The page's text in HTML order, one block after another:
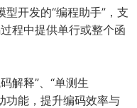
开发的“编程助手”，支
程中提供单行或整个函
解释”、“单测生
功能，提升编码效率与